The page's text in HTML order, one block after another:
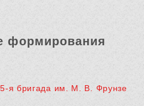
формирования
я бригада им. М. В. Фрунзе